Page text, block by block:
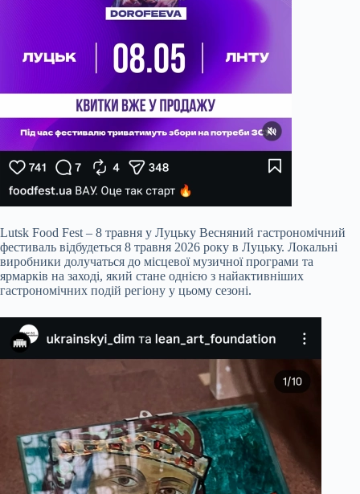
Lutsk Food Fest – 8 травня у Луцьку Весняний гастрономічний
фестиваль відбудеться 8 травня 2026 року в Луцьку. Локальні
виробники долучаться до місцевої музичної програми та
ярмарків на заході, який стане однією з найактивніших
гастрономічних подій регіону у цьому сезоні.